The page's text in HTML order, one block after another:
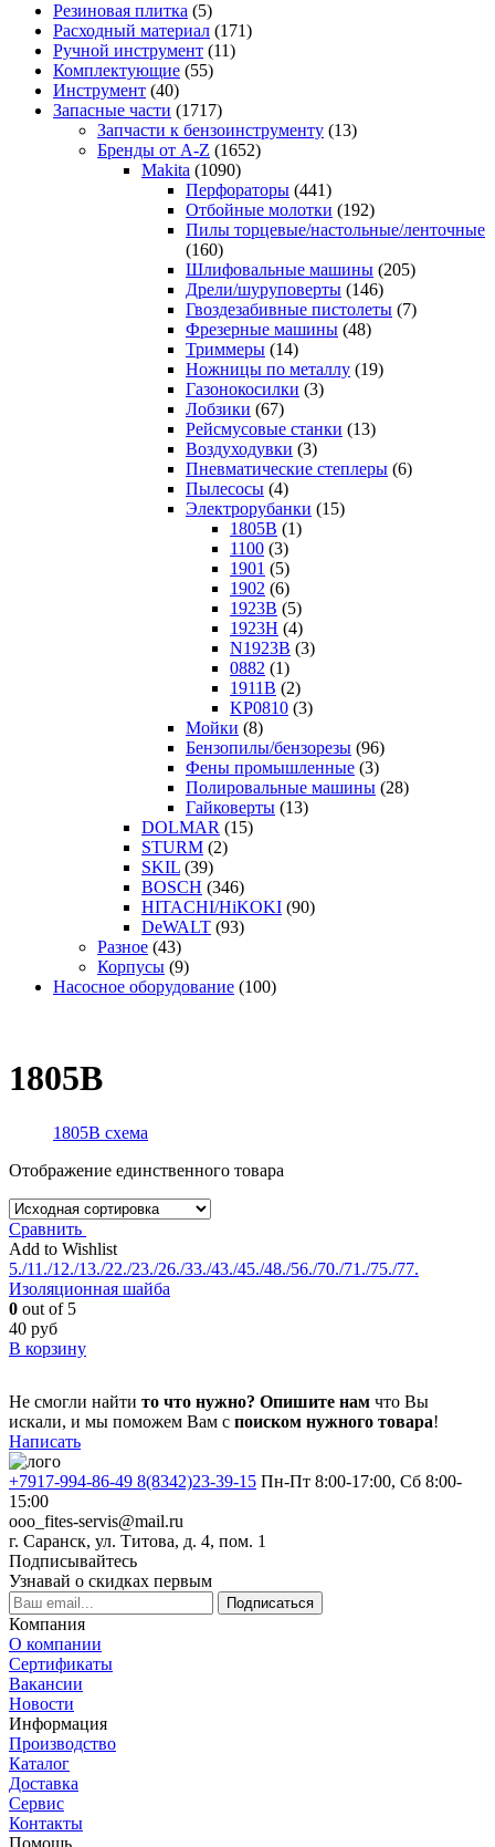
Резиновая плитка (5)
Расходный материал (171)
Ручной инструмент (11)
Комплектующие (55)
Инструмент (40)
Запасные части (1717)
Запчасти к бензоинструменту (13)
Бренды от A-Z (1652)
Makita (1090)
Перфораторы (441)
Отбойные молотки (192)
Пилы торцевые/настольные/ленточные
(160)
Шлифовальные машины (205)
Дрели/шуруповерты (146)
Гвоздезабивные пистолеты (7)
Фрезерные машины (48)
Триммеры (14)
Ножницы по металлу (19)
Газонокосилки (3)
Лобзики (67)
Рейсмусовые станки (13)
Воздуходувки (3)
Пневматические степлеры (6)
Пылесосы (4)
Электрорубанки (15)
1805B (1)
1100 (3)
1901 (5)
1902 (6)
1923B (5)
1923H (4)
N1923B (3)
0882 (1)
1911B (2)
KP0810 (3)
Мойки (8)
Бензопилы/бензорезы (96)
Фены промышленные (3)
Полировальные машины (28)
Гайковерты (13)
DOLMAR (15)
STURM (2)
SKIL (39)
BOSCH (346)
HITACHI/HiKOKI (90)
DeWALT (93)
Разное (43)
Корпусы (9)
Насосное оборудование (100)
1805B
1805B схема
Отображение единственного товара
Сравнить
Add to Wishlist
5./11./12./13./22./23./26./33./43./45./48./56./70./71./75./77.
Изоляционная шайба
0 out of 5
40 руб
В корзину
Не смогли найти то что нужно? Опишите нам что Вы
искали, и мы поможем Вам с поиском нужного товара!
Написать
+7917-994-86-49 8(8342)23-39-15 Пн-Пт 8:00-17:00, Сб 8:00-
15:00
ooo_fites-servis@mail.ru
г. Саранск, ул. Титова, д. 4, пом. 1
Подписывайтесь
Узнавай о скидках первым
Подписаться
Компания
О компании
Сертификаты
Вакансии
Новости
Информация
Производство
Каталог
Доставка
Сервис
Контакты
Помощь